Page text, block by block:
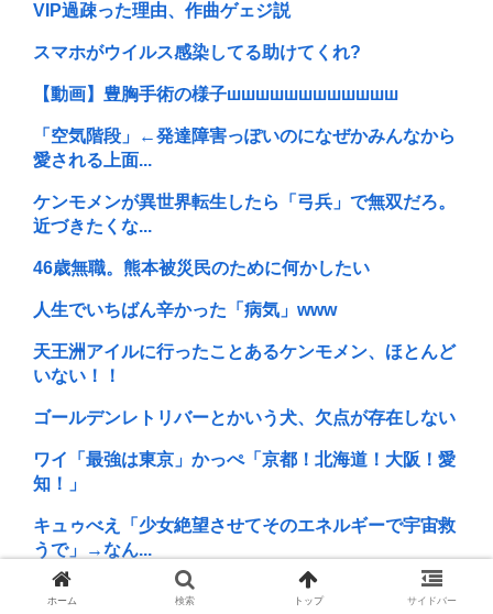
VIP過疎った理由、作曲ゲェジ説
スマホがウイルス感染してる助けてくれ?
【動画】豊胸手術の様子шшшшшшшшшшшш
「空気階段」←発達障害っぽいのになぜかみんなから
愛される上面...
ケンモメンが異世界転生したら「弓兵」で無双だろ。
近づきたくな...
46歳無職。熊本被災民のために何かしたい
人生でいちばん辛かった「病気」www
天王洲アイルに行ったことあるケンモメン、ほとんど
いない！！
ゴールデンレトリバーとかいう犬、欠点が存在しない
ワイ「最強は東京」かっぺ「京都！北海道！大阪！愛
知！」
キュゥべえ「少女絶望させてそのエネルギーで宇宙救
うで」→なん...
ワイとレスバで勝負しようや
ホーム 検索 トップ サイドバー